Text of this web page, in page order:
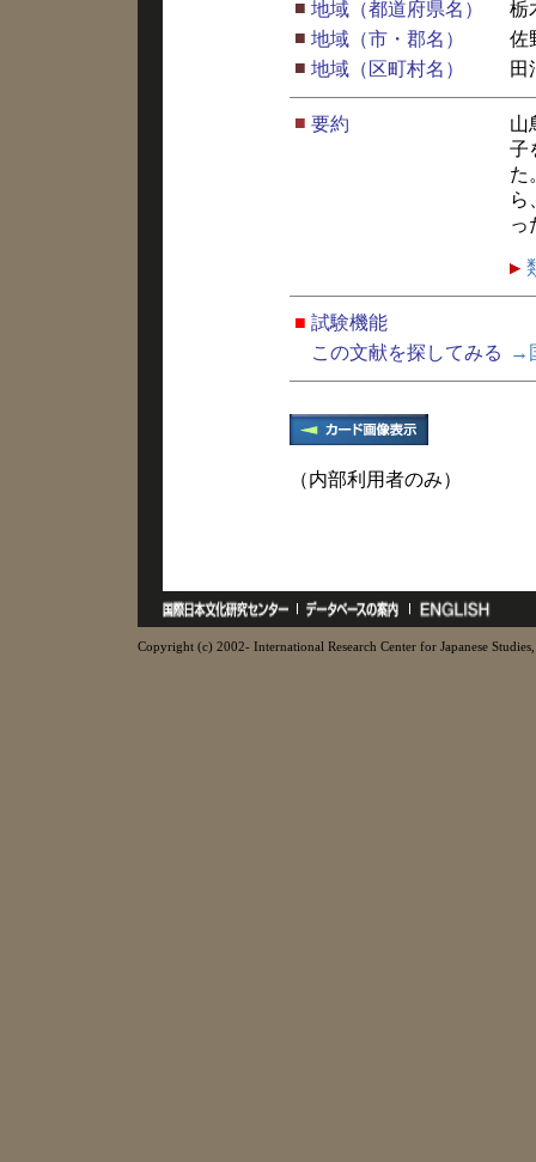
■ 地域（都道府県名）
栃
■ 地域（市・郡名）
佐
■ 地域（区町村名） 田
■ 要約
山
子
た
ら
っ
■ 試験機能
この文献を探してみる
→
（内部利用者のみ）
Copyright (c) 2002- International Research Center for Japanese